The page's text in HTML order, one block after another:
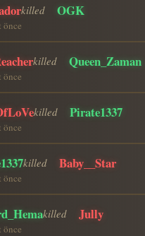
killed OGK
önce
killed Queen_Zaman
önce
killed Pirate1337
önce
killed Baby__Star
önce
killed Jully
önce